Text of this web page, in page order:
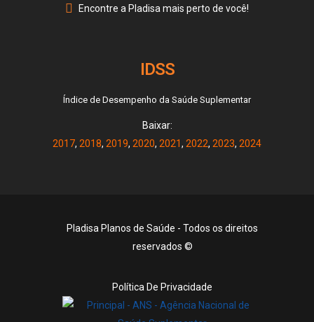
Encontre a Pladisa mais perto de você!
IDSS
Índice de Desempenho da Saúde Suplementar
Baixar:
2017, 2018, 2019, 2020, 2021, 2022, 2023, 2024
Pladisa Planos de Saúde - Todos os direitos
reservados ©
Política De Privacidade